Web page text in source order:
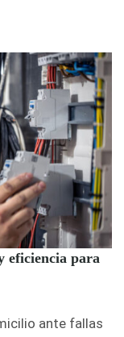
eficiencia para
ante fallas